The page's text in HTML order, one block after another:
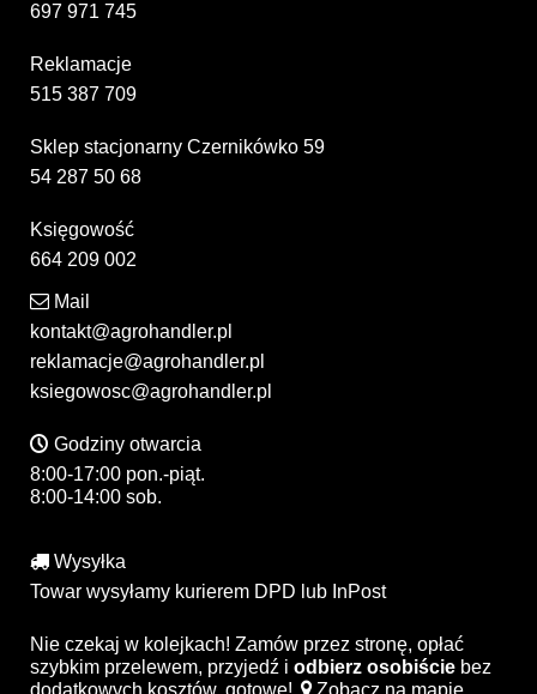
697 971 745
Reklamacje
515 387 709
Sklep stacjonarny Czernikówko 59
54 287 50 68
Księgowość
664 209 002
Mail
kontakt@agrohandler.pl
reklamacje@agrohandler.pl
ksiegowosc@agrohandler.pl
Godziny otwarcia
8:00-17:00 pon.-piąt.
8:00-14:00 sob.
Wysyłka
Towar wysyłamy kurierem DPD lub InPost
Nie czekaj w kolejkach! Zamów przez stronę, opłać
szybkim przelewem, przyjedź i odbierz osobiście bez